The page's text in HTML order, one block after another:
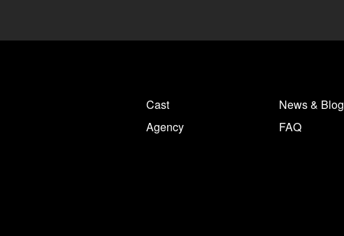
Cast
Agency
News & Blog
FAQ